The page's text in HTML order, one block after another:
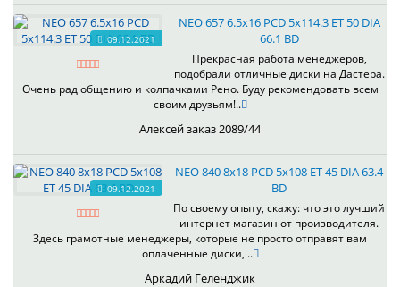
09.12.2021
NEO 657 6.5x16 PCD 5x114.3 ET 50 DIA
66.1 BD
Прекрасная работа менеджеров,
подобрали отличные диски на Дастера.
Очень рад общению и колпачками Рено. Буду рекомендовать всем
своим друзьям!..
Алексей заказ 2089/44
09.12.2021
NEO 840 8x18 PCD 5x108 ET 45 DIA 63.4
BD
По своему опыту, скажу: что это лучший
интернет магазин от производителя.
Здесь грамотные менеджеры, которые не просто отправят вам
оплаченные диски, ..
Аркадий Геленджик